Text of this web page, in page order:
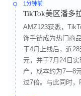
间与物流表现的差
及配送情况，并生
1分钟前
TikTok美区潘多
饰品增长
AMZ123获悉，
饰手链成为热门商
于4月上线后，近
元，并于7月24日
产，成本约为7—8
过7倍。与此同时